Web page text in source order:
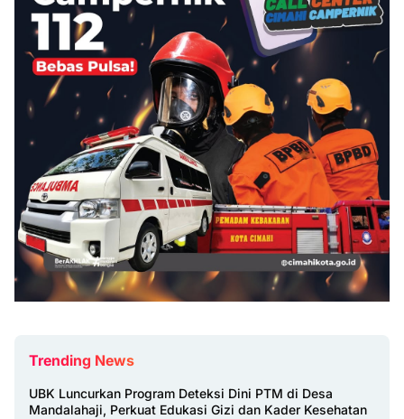
Trending News
UBK Luncurkan Program Deteksi Dini PTM di Desa
Mandalahaji, Perkuat Edukasi Gizi dan Kader Kesehatan